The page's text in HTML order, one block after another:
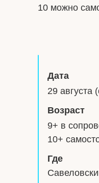
10 можно
Где
Возраст
Дата
9+ в
10+
29 августа